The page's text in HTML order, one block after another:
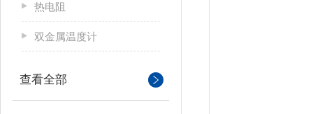
热电阻
双金属温度计
查看全部